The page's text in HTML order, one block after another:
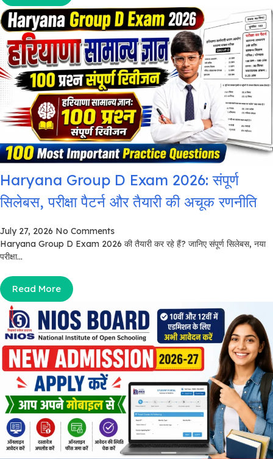
Haryana Group D Exam 2026: संपूर्ण
सिलेबस, परीक्षा पैटर्न और तैयारी की अचूक रणनीति
July 27, 2026 No Comments
Haryana Group D Exam 2026 की तैयारी कर रहे हैं? जानिए संपूर्ण सिलेबस, नया
परीक्षा...
Read More